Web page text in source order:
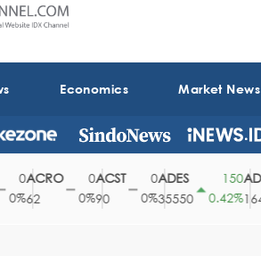
Economics Market News
ACRO
62
ACST
90
ADES
35550
0.42%
ADHI
164